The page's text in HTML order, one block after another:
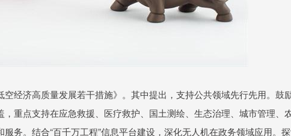
经济高质量发展若干措施》。其中提出，支持公共领域先行先用。鼓
重点支持在应急救援、医疗救护、国土测绘、生态治理、城市管理、
务。结合“百千万工程”信息平台建设，深化无人机在政务领域应用。